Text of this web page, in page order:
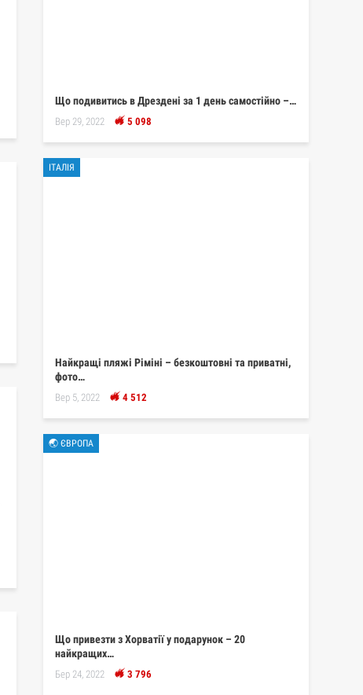
Що подивитись в Дрездені за 1 день самостійно –…
Вер 29, 2022 5 098
ІТАЛІЯ
Найкращі пляжі Ріміні – безкоштовні та приватні,
фото…
Вер 5, 2022 4 512
🌏 ЄВРОПА
Що привезти з Хорватії у подарунок – 20
найкращих…
Бер 24, 2022 3 796